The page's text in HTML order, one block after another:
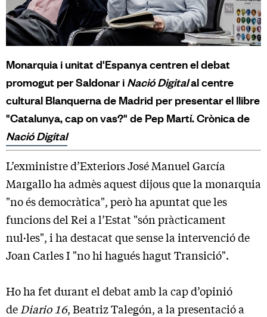
Monarquia i unitat d'Espanya centren el debat
promogut per Saldonar iNació Digitalal centre
cultural Blanquerna de Madrid per presentar el llibre
"Catalunya, cap on vas?" de Pep Martí. Crònica de
Nació Digital
L’exministre d’Exteriors José Manuel García
Margallo ha admès aquest dijous que la monarquia
"no és democràtica", però ha apuntat que les
funcions del Rei a l’Estat "són pràcticament
nul·les", i ha destacat que sense la intervenció de
Joan Carles I "no hi hagués hagut Transició".
Ho ha fet durant el debat amb la cap d’opinió
de Diario 16, Beatriz Talegón, a la presentació a